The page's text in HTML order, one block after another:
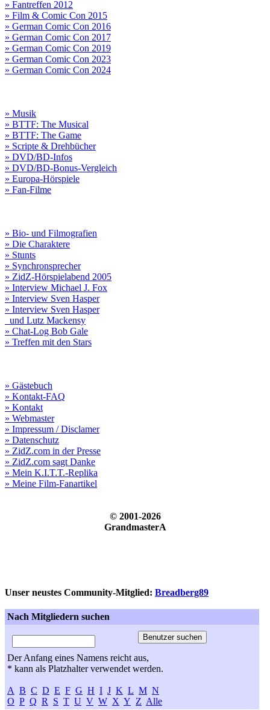
» Fantreffen 2012
» Film & Comic Con 2015
» German Comic Con 2016
» German Comic Con 2017
» German Comic Con 2019
» German Comic Con 2023
» German Comic Con 2024
» Musik
» BTTF: The Musical
» BTTF: The Game
» Scripte & Drehbücher
» DVD/BD-Infos
» DVD/BD-Bonus-Vergleich
» Europa-Hörspiele
» Fan-Filme
» Bio- und Filmografien
» Die Charaktere
» Stunts
» Synchronsprecher
» ZidZ-Hörspielabend 2005
» Interview Michael J. Fox
» Interview Sven Hasper
» Interview Sven Hasper
und Lutz Mackensy
» Chat-Log Bob Gale
» Treffen mit den Stars
» Gästebuch
» Kontakt-FAQ
» Kontakt
» Webmaster
» Impressum / Disclamer
» Datenschutz
» ZidZ.com in der Presse
» ZidZ.com sagt Danke
» Mein K.I.T.T.-Replika
» Meine Film-Fanartikel
© 2001-2026
GrandmasterA
Unser neustes Community-Mitglied: Breadberg89
Nach Mitgliedern suchen
Der Anfang eines Namens reicht aus,
* kann als Platzhalter verwendet werden.
A B C D E F G H I J K L M N
O P Q R S T U V W X Y Z Alle